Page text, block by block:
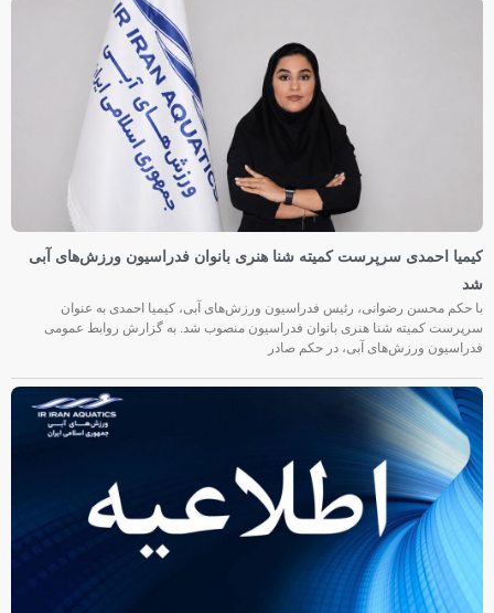
کیمیا احمدی سرپرست کمیته شنا هنری بانوان فدراسیون ورزش‌های آبی
شد
با حکم محسن رضوانی، رئیس فدراسیون ورزش‌های آبی، کیمیا احمدی به عنوان
سرپرست کمیته شنا هنری بانوان فدراسیون منصوب شد. به گزارش روابط عمومی
فدراسیون ورزش‌های آبی، در حکم صادر